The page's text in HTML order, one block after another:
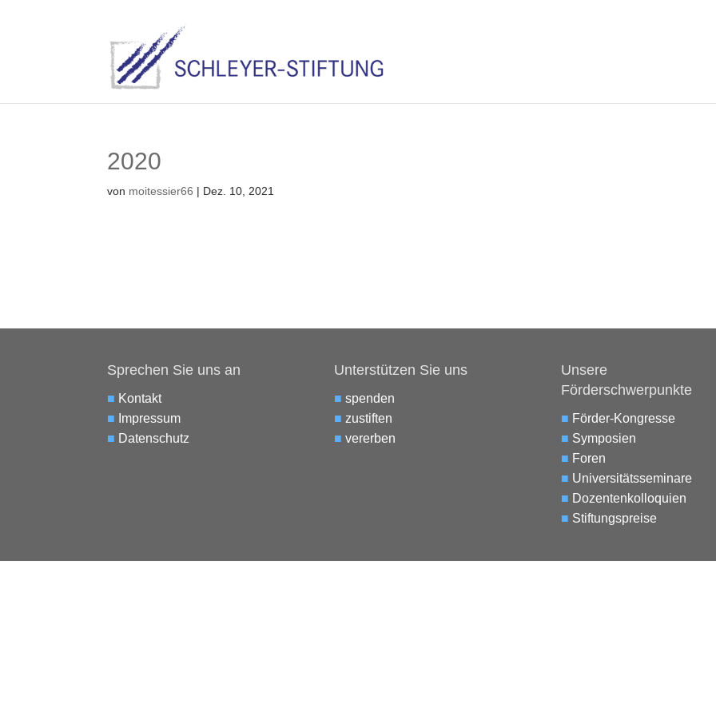
2020
von moitessier66 | Dez. 10, 2021
Sprechen Sie uns an
■ Kontakt
■ Impressum
■ Datenschutz
Unterstützen Sie uns
■ spenden
■ zustiften
■ vererben
Unsere
Förderschwerpunkte
■ Förder-Kongresse
■ Symposien
■ Foren
■ Universitätsseminare
■ Dozentenkolloquien
■ Stiftungspreise